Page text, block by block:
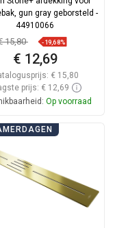
gun gray geborsteld -
44910066
15,80 -19,68%
€ 12,69
€ 15,80
prijs: € 12,69
Op voorraad
In winkelwagen